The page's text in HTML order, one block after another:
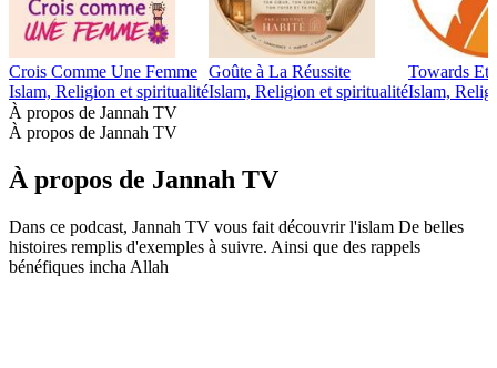
Crois Comme Une Femme
Islam, Religion et spiritualité
Goûte à La Réussite
Islam, Religion et spiritualité
Towards
Islam,
À propos de Jannah TV
À propos de Jannah TV
À propos de Jannah TV
Dans ce podcast, Jannah TV vous fait découvrir l'islam De belles
histoires remplis d'exemples à suivre. Ainsi que des rappels
bénéfiques incha Allah